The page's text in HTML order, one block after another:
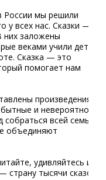
мы решили
у всех нас. Сказки —
них заложены
веками учили детей
Сказка — это
помогает нам
произведения
и невероятно
всей семьей
объединяют
удивляйтесь и
тысячи сказок!